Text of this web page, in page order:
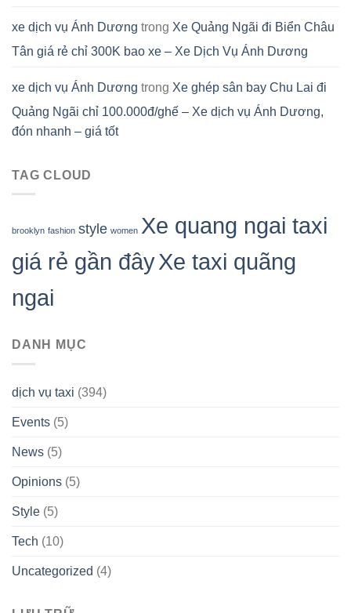
xe dịch vụ Ánh Dương trong Xe Quảng Ngãi đi Biển Châu
Tân giá rẻ chỉ 300K bao xe – Xe Dịch Vụ Ánh Dương
xe dịch vụ Ánh Dương trong Xe ghép sân bay Chu Lai đi
Quảng Ngãi chỉ 100.000đ/ghế – Xe dịch vụ Ánh Dương,
đón nhanh – giá tốt
TAG CLOUD
brooklyn fashion style women Xe quang ngai taxi
giá rẻ gần đâyXe taxi quãng
ngai
DANH MỤC
dịch vụ taxi (394)
Events (5)
News (5)
Opinions (5)
Style (5)
Tech (10)
Uncategorized (4)